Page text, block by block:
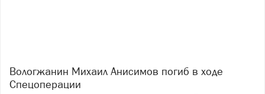
Вологжанин Михаил Анисимов погиб в ходе
Спецоперации